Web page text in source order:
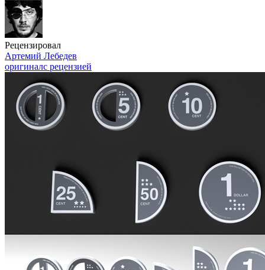
Рецензировал
Артемий Лебедев
оригиналс рецензией